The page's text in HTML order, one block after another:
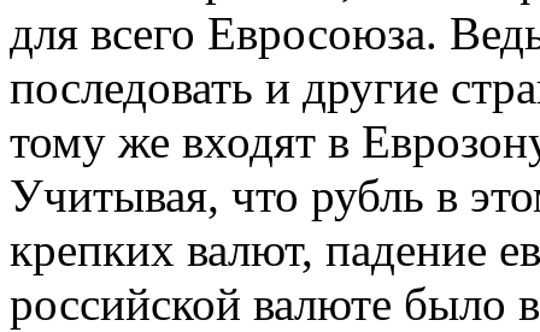
для всего Евросоюза.
последовать и другие
тому же входят в
Учитывая, что рубль в
крепких валют, падение
российской валюте было